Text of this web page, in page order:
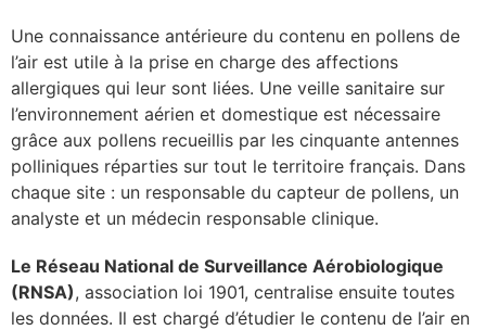
écologique
CONNECTÉ
d’info
Une connaissance antérieure du contenu en pollens de
l’air est utile à la prise en charge des affections
allergiques qui leur sont liées. Une veille sanitaire sur
l’environnement aérien et domestique est nécessaire
grâce aux pollens recueillis par les cinquante antennes
polliniques réparties sur tout le territoire français. Dans
chaque site : un responsable du capteur de pollens, un
analyste et un médecin responsable clinique.
Le Réseau National de Surveillance Aérobiologique
(RNSA), association loi 1901, centralise ensuite toutes
les données. Il est chargé d’étudier le contenu de l’air en